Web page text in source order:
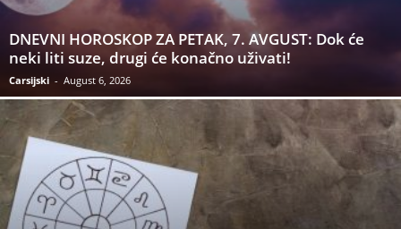
DNEVNI HOROSKOP ZA PETAK, 7. AVGUST: Dok će
neki liti suze, drugi će konačno uživati!
Carsijski - August 6, 2026